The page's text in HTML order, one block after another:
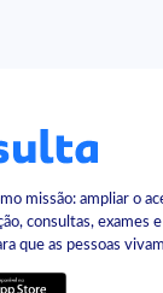
missão: ampliar o
consultas, exames
que as pessoas